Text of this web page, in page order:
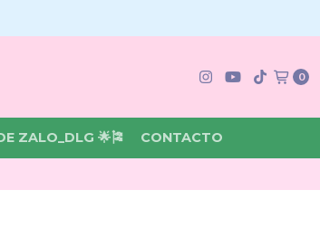
0
ZALO_DLG 🌟🎏 CONTACTO